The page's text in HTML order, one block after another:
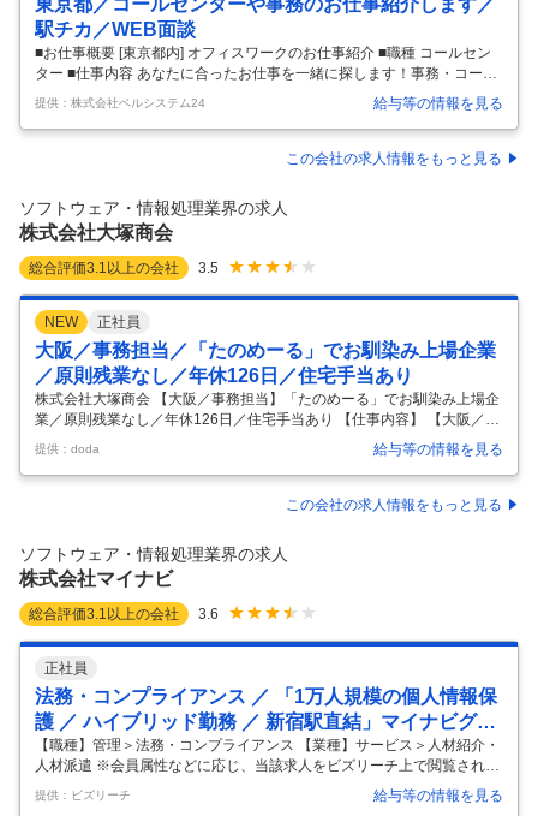
駅チカ／WEB面談
■お仕事概要 [東京都内] オフィスワークのお仕事紹介 ■職種 コールセン
ター ■仕事内容 あなたに合ったお仕事を一緒に探します！事務・コール
センター・チャット対応など、未経験からはじめられるお仕事もたくさ
ん。語学力や資格を活かせるお仕事も多数あります◎ ■勤務日 週3日～O
K / 土日祝休みのお仕事もあり ■仕事NO. 001-85514…
提供：株式会社ベルシステム24 給与等の情報を見る
この会社の求人情報をもっと見る
ソフトウェア・情報処理業界の求人
株式会社大塚商会
総合評価3.1 以上の会社 3.5
NEW 正社員
大阪／事務担当／「たのめーる」でお馴染み上場企業
／原則残業なし／年休126日／住宅手当あり
株式会社大塚商会 【大阪／事務担当】「たのめーる」でお馴染み上場企
業／原則残業なし／年休126日／住宅手当あり 【仕事内容】 【大阪／事
務担当】「たのめーる」でお馴染み上場企業／原則残業なし／年休126
日／住宅手当あり 【具体的な仕事内容】 【プライム市場上場◆国内最大
級の独立系SIer・IT商社/業種や業界問わず顧客数全国130万社超え◆え
るぼし認定3つ星獲得/女性の活躍や働きやすさを実現／原則残業なし】
ワークや協力を通じて、組織全体の目標達成に貢献でして頂き
提供：doda 給与等の情報を見る
この会社の求人情報をもっと見る
ソフトウェア・情報処理業界の求人
株式会社マイナビ
総合評価3.1 以上の会社 3.6
正社員
法務・コンプライアンス ／ 「1万人規模の個人情報保
護 ／ ハイブリッド勤務 ／ 新宿駅直結」マイナビグル
ープ全社の個人情報保護・情報管理推進業務を担当い
ただきます！
【職種】管理＞法務・コンプライアンス 【業種】サービス＞人材紹介・
人材派遣 ※会員属性などに応じ、当該求人をビズリーチ上で閲覧された
際に内容が異なる場合があります ＜募集事業＞ ■デジタルテクノロジー
戦略本部 アプリケーションエンジニア、インフラエンジニア、WEBマー
提供：ビズリーチ 給与等の情報を見る